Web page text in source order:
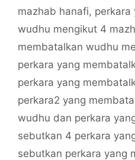
mazhab hanafi, perkara
wudhu mengikut 4
membatalkan wudhu
perkara yang
perkara yang
perkara2 yang
wudhu dan perkara
sebutkan 4 perkara
sebutkan perkara yang